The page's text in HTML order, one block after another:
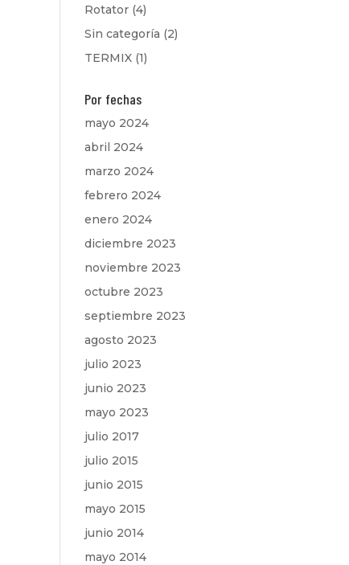
Rotator (4)
Sin categoría (2)
TERMIX (1)
Por fechas
mayo 2024
abril 2024
marzo 2024
febrero 2024
enero 2024
diciembre 2023
noviembre 2023
octubre 2023
septiembre 2023
agosto 2023
julio 2023
junio 2023
mayo 2023
julio 2017
julio 2015
junio 2015
mayo 2015
junio 2014
mayo 2014